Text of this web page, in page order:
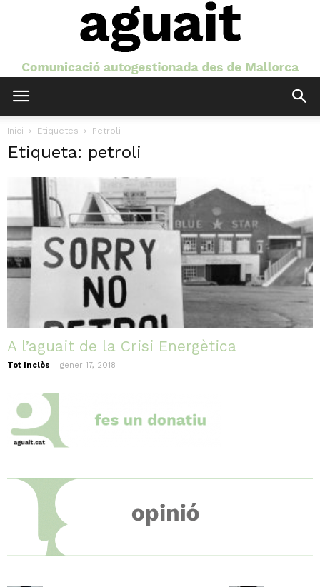
Inici Etiquetes Petroli
Etiqueta: petroli
A l’aguait de la Crisi Energètica
Tot Inclòs - gener 17, 2018